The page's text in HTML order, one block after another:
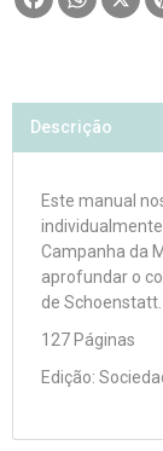
Descrição
Este manual
Campanha da
aprofundar o
de Schoenstatt.
127 Páginas
Edição: